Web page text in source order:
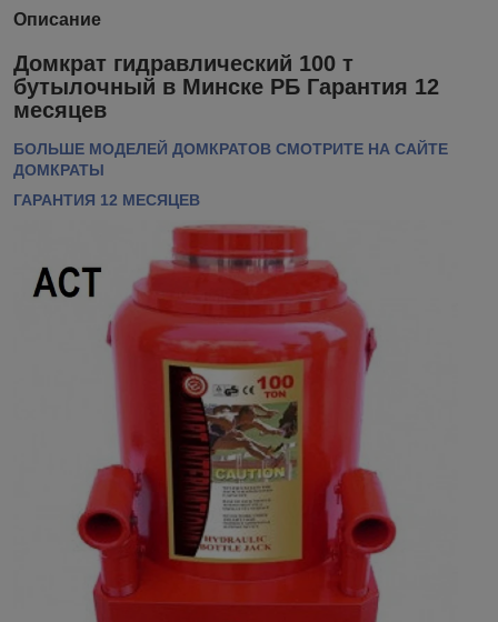
Описание
Домкрат гидравлический 100 т
бутылочный в Минске РБ Гарантия 12
месяцев
БОЛЬШЕ МОДЕЛЕЙ ДОМКРАТОВ СМОТРИТЕ НА САЙТЕ
ДОМКРАТЫ
ГАРАНТИЯ 12 МЕСЯЦЕВ